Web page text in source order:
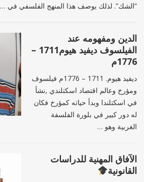
“الشك”. لذلك يوصف هذا المنهج الفلسفي في …
الدين ومفهومه عند
الفيلسوف ديفيد هيوم1711 –
1776م
ديفيد هيوم. 1711 – 1776م فیلسوف
ومؤرخ وعالم اقتصاد اسكتلندي ,نشأ
في اسكتلندا وبدأ حياته كمؤرخ فكان
له دور كبير في بلورة الفلسفة
الغربية وهو …
الآفاق المهنية للدراسات
القانونية